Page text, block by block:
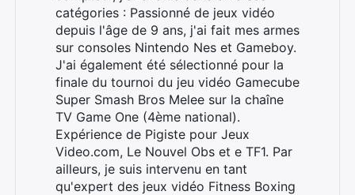
catégories : Passionné de jeux vidéo
depuis l'âge de 9 ans, j'ai fait mes armes
sur consoles Nintendo Nes et Gameboy.
J'ai également été sélectionné pour la
finale du tournoi du jeu vidéo Gamecube
Super Smash Bros Melee sur la chaîne
TV Game One (4ème national).
Expérience de Pigiste pour Jeux
Video.com, Le Nouvel Obs et e TF1. Par
ailleurs, je suis intervenu en tant
qu'expert des jeux vidéo Fitness Boxing
: